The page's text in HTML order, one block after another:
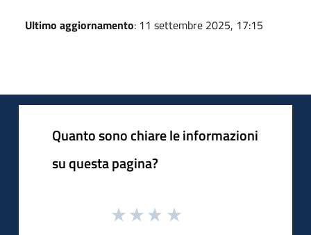
Ultimo aggiornamento: 11 settembre 2025, 17:15
Quanto sono chiare le informazioni
su questa pagina?